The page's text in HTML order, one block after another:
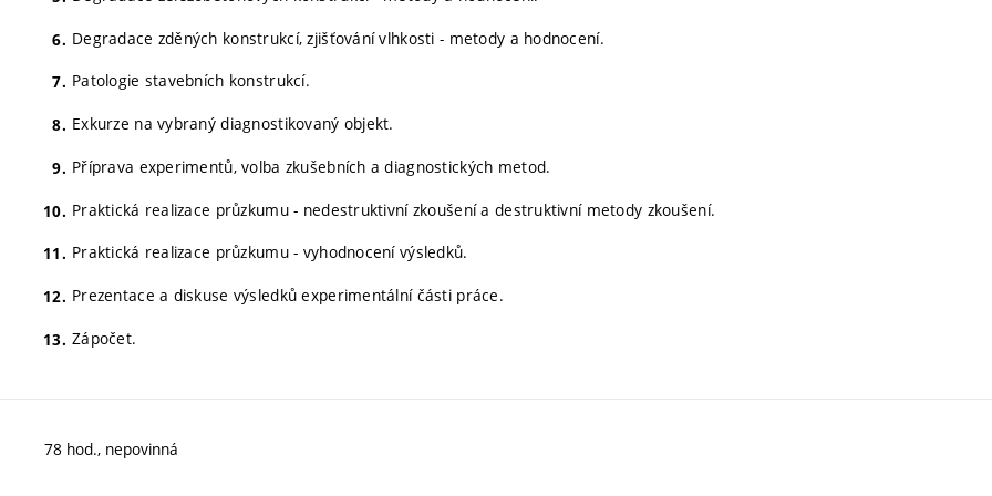
Degradace zděných konstrukcí, zjišťování vlhkosti - metody a hodnocení.
Patologie stavebních konstrukcí.
Exkurze na vybraný diagnostikovaný objekt.
Příprava experimentů, volba zkušebních a diagnostických metod.
Praktická realizace průzkumu - nedestruktivní zkoušení a destruktivní metody zkoušení.
Praktická realizace průzkumu - vyhodnocení výsledků.
Prezentace a diskuse výsledků experimentální části práce.
Zápočet.
78 hod., nepovinná